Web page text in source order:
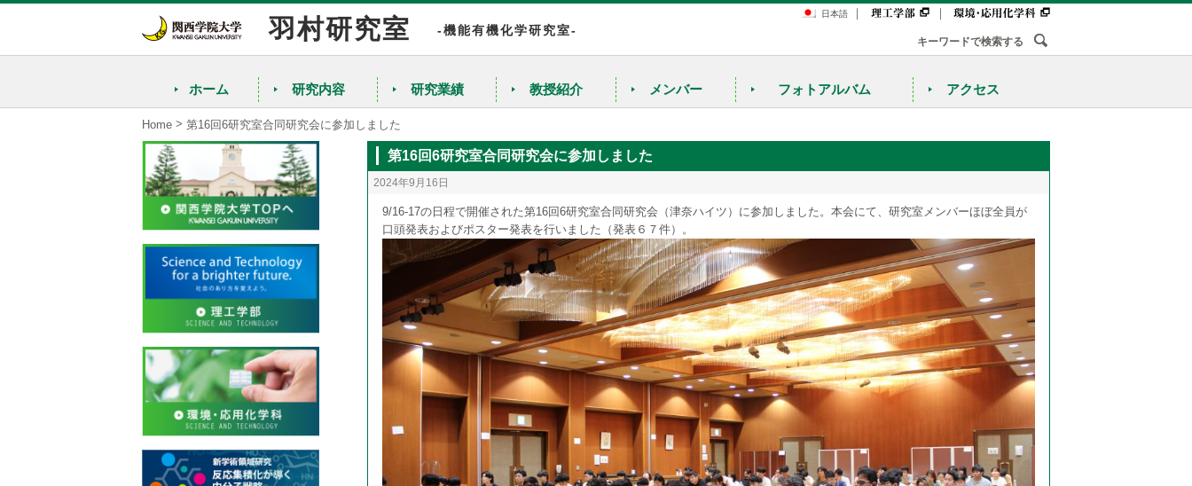
日本語 ｜ ｜
羽村研究室 -機能有機化学研究室-
ホーム 研究内容 研究業績 教授紹介 メンバー フォトアルバム アクセス
Home > 第16回6研究室合同研究会に参加しました
第16回6研究室合同研究会に参加しました
2024年9月16日
9/16-17の日程で開催された第16回6研究室合同研究会（津奈ハイツ）に参加しました。本会にて、研究室メンバーほぼ全員が
口頭発表およびポスター発表を行いました（発表６７件）。